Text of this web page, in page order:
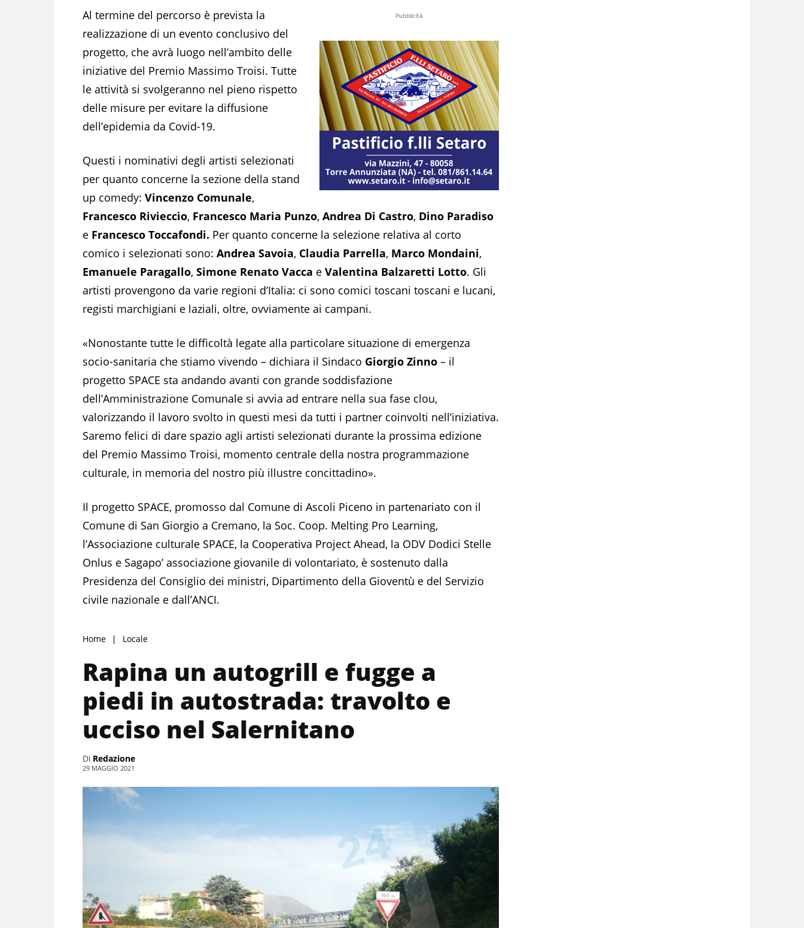
Pubblicità
Al termine del percorso è prevista la
realizzazione di un evento conclusivo del
progetto, che avrà luogo nell’ambito delle
iniziative del Premio Massimo Troisi. Tutte
le attività si svolgeranno nel pieno rispetto
delle misure per evitare la diffusione
dell’epidemia da Covid-19.
Questi i nominativi degli artisti selezionati
per quanto concerne la sezione della stand
up comedy: Vincenzo Comunale,
Francesco Rivieccio, Francesco Maria Punzo, Andrea Di Castro, Dino Paradiso
e Francesco Toccafondi. Per quanto concerne la selezione relativa al corto
comico i selezionati sono: Andrea Savoia, Claudia Parrella, Marco Mondaini,
Emanuele Paragallo, Simone Renato Vacca e Valentina Balzaretti Lotto. Gli
artisti provengono da varie regioni d’Italia: ci sono comici toscani toscani e lucani,
registi marchigiani e laziali, oltre, ovviamente ai campani.
«Nonostante tutte le difficoltà legate alla particolare situazione di emergenza
socio-sanitaria che stiamo vivendo – dichiara il Sindaco Giorgio Zinno – il
progetto SPACE sta andando avanti con grande soddisfazione
dell’Amministrazione Comunale si avvia ad entrare nella sua fase clou,
valorizzando il lavoro svolto in questi mesi da tutti i partner coinvolti nell’iniziativa.
Saremo felici di dare spazio agli artisti selezionati durante la prossima edizione
del Premio Massimo Troisi, momento centrale della nostra programmazione
culturale, in memoria del nostro più illustre concittadino».
Il progetto SPACE, promosso dal Comune di Ascoli Piceno in partenariato con il
Comune di San Giorgio a Cremano, la Soc. Coop. Melting Pro Learning,
l’Associazione culturale SPACE, la Cooperativa Project Ahead, la ODV Dodici Stelle
Onlus e Sagapo’ associazione giovanile di volontariato, è sostenuto dalla
Presidenza del Consiglio dei ministri, Dipartimento della Gioventù e del Servizio
civile nazionale e dall’ANCI.
Home Locale
Rapina un autogrill e fugge a
piedi in autostrada: travolto e
ucciso nel Salernitano
Di Redazione
29 MAGGIO 2021